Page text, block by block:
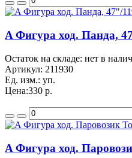
A Фигура ход. Панда,
Остаток на складе: нет в
Артикул: 211930
Ед. изм.: уп.
Цена:330 р.
A Фигура ход.